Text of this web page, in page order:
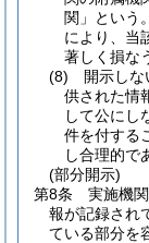
関」という
により、当
著しく損な
(8)
開示し
供された情
して公にし
件を付する
し合理的で
(部分開示)
第8条
実施機
報が記録され
ている部分を